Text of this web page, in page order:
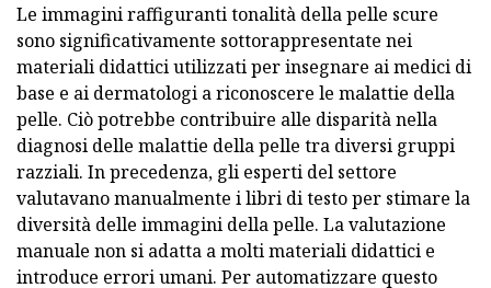
Le immagini raffiguranti tonalità della pelle scure
sono significativamente sottorappresentate nei
materiali didattici utilizzati per insegnare ai medici di
base e ai dermatologi a riconoscere le malattie della
pelle. Ciò potrebbe contribuire alle disparità nella
diagnosi delle malattie della pelle tra diversi gruppi
razziali. In precedenza, gli esperti del settore
valutavano manualmente i libri di testo per stimare la
diversità delle immagini della pelle. La valutazione
manuale non si adatta a molti materiali didattici e
introduce errori umani. Per automatizzare questo